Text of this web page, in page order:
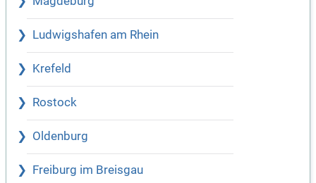
Ludwigshafen am Rhein
Krefeld
Rostock
Oldenburg
Freiburg im Breisgau